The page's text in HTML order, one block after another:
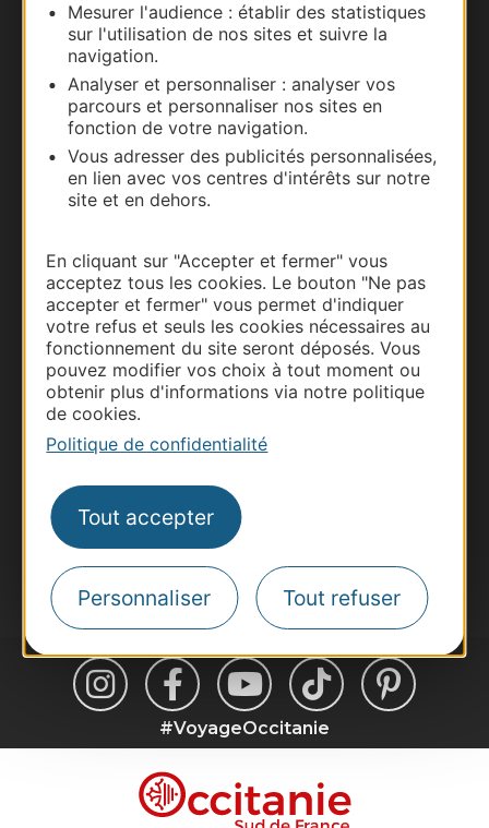
Mesurer l'audience : établir des statistiques
sur l'utilisation de nos sites et suivre la
navigation.
Analyser et personnaliser : analyser vos
parcours et personnaliser nos sites en
fonction de votre navigation.
Vous adresser des publicités personnalisées,
en lien avec vos centres d'intérêts sur notre
site et en dehors.
En cliquant sur "Accepter et fermer" vous
acceptez tous les cookies. Le bouton "Ne pas
accepter et fermer" vous permet d'indiquer
votre refus et seuls les cookies nécessaires au
fonctionnement du site seront déposés. Vous
pouvez modifier vos choix à tout moment ou
obtenir plus d'informations via notre politique
de cookies.
Politique de confidentialité
Tout accepter
Personnaliser Tout refuser
Documentation
Thermalisme
Business/Mice
Pros d'Occitanie
Site presse et d'influence
Voyagistes
Destination Sport
Inscrivez-vous à la lettre d'information
Destination Occitanie pour recevoir des
suggestions de séjours, de visites et de sorties.
Je m'abonne
#VoyageOccitanie